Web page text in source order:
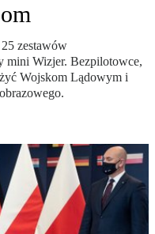
zestawów
mini Wizjer. Bezpilotowce,
Wojskom Lądowym i